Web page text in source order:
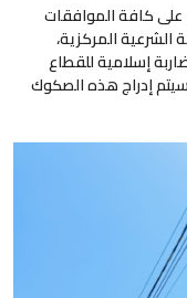
على كافة الموافقات
الشرعية المركزية،
إسلامية للقطاع
إدراج هذه الصكوك